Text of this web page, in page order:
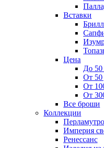
Вставки
Цена
До 50
От 50
От
От
Все броши
Коллекции
Империя
Ренессанс